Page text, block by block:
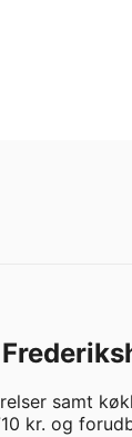
samt
kr. og